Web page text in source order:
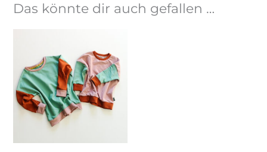
Das könnte dir auch gefallen …